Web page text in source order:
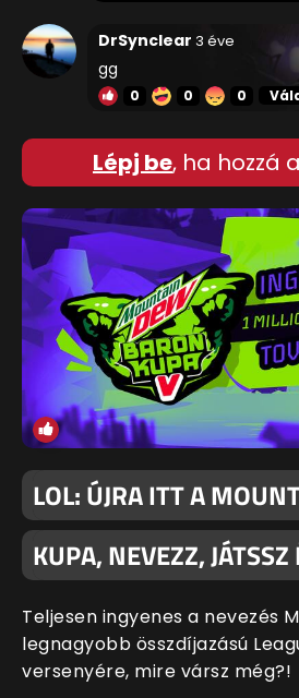
DrSynclear 3 éve
gg
0 0 0
Lépj be, ha hozzá
LOL: ÚJRA ITT A
KUPA, NEVEZZ, JÁTSSZ
Teljesen ingyenes a nevezés
legnagyobb összdíjazású
versenyére, mire vársz még?!